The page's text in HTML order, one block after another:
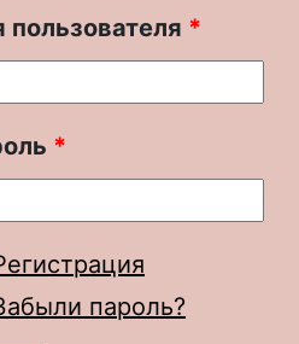
пользователя *
*
пароль?